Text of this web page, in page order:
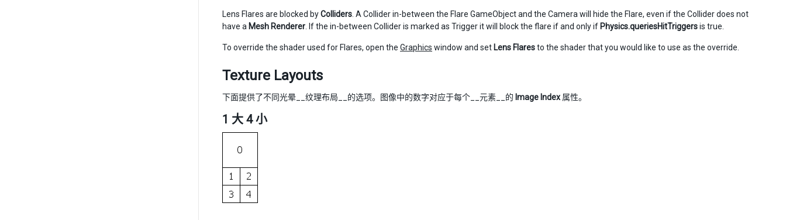
Lens Flares are blocked byColliders . A Collider in-between the Flare GameObject and the Camera will hide the Flare, even if the Collider does not
have a Mesh Renderer . If the in-between Collider is marked as Trigger it will block the flare if and only if Physics.queriesHitTriggersis true.
To override the shader used for Flares, open the Graphics window and set Lens Flaresto the shader that you would like to use as the override.
Texture Layouts
下面提供了不同光晕__纹理布局__的选项。图像中的数字对应于每个__元素__的 Image Index 属性。
1 大 4 小